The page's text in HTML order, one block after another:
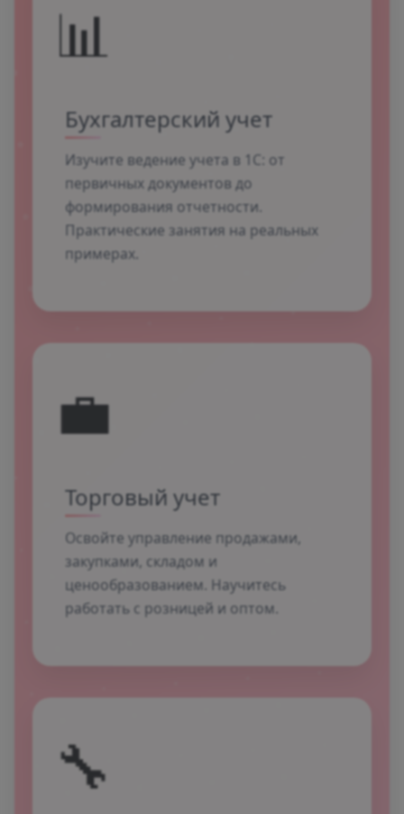
📊
Бухгалтерский учет
Изучите ведение учета в 1С: от
первичных документов до
формирования отчетности.
Практические занятия на реальных
примерах.
💼
Торговый учет
Освойте управление продажами,
закупками, складом и
ценообразованием. Научитесь
работать с розницей и оптом.
🔧